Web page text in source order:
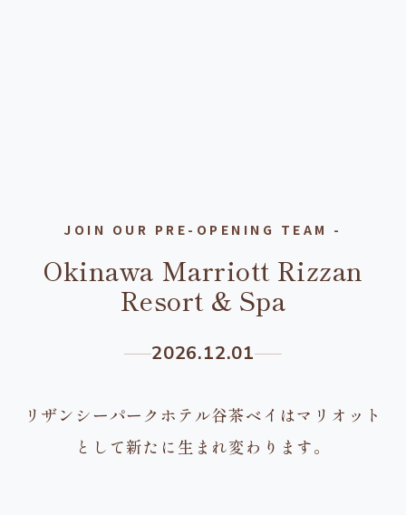
JOIN OUR PRE-OPENING TEAM -
Okinawa Marriott Rizzan
Resort & Spa
2026.12.01
リザンシーパークホテル谷茶ベイはマリオット
として新たに生まれ変わります。